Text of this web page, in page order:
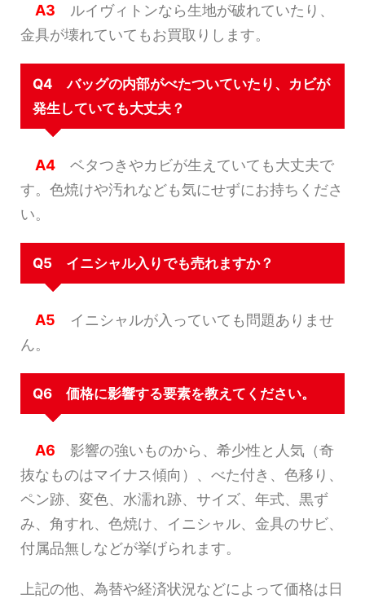
A3 ルイヴィトンなら生地が破れていたり、
金具が壊れていてもお買取りします。
Q4 バッグの内部がべたついていたり、カビが
発生していても大丈夫？
A4 ベタつきやカビが生えていても大丈夫で
す。色焼けや汚れなども気にせずにお持ちくださ
い。
Q5 イニシャル入りでも売れますか？
A5 イニシャルが入っていても問題ありませ
ん。
Q6 価格に影響する要素を教えてください。
A6 影響の強いものから、希少性と人気（奇
抜なものはマイナス傾向）、べた付き、色移り、
ペン跡、変色、水濡れ跡、サイズ、年式、黒ず
み、角すれ、色焼け、イニシャル、金具のサビ、
付属品無しなどが挙げられます。
上記の他、為替や経済状況などによって価格は日